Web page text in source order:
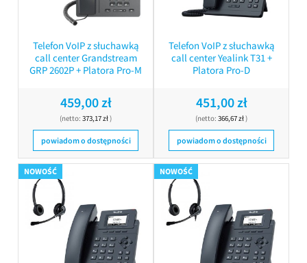
Telefon VoIP z słuchawką
call center Grandstream
GRP 2602P + Platora Pro-M
459,00 zł
(netto: 373,17 zł)
powiadom o dostępności
Telefon VoIP z słuchawką
call center Yealink T31 +
Platora Pro-D
451,00 zł
(netto: 366,67 zł)
powiadom o dostępności
NOWOŚĆ NOWOŚĆ